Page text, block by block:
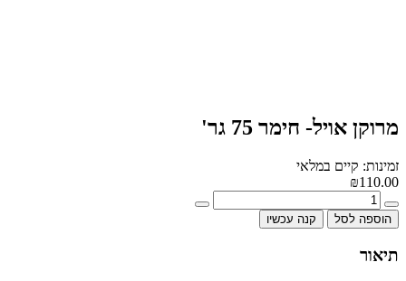
מרוקן אויל- חימר 75 גר'
זמינות: קיים במלאי
₪110.00
הוספה לסל קנה עכשיו
תיאור